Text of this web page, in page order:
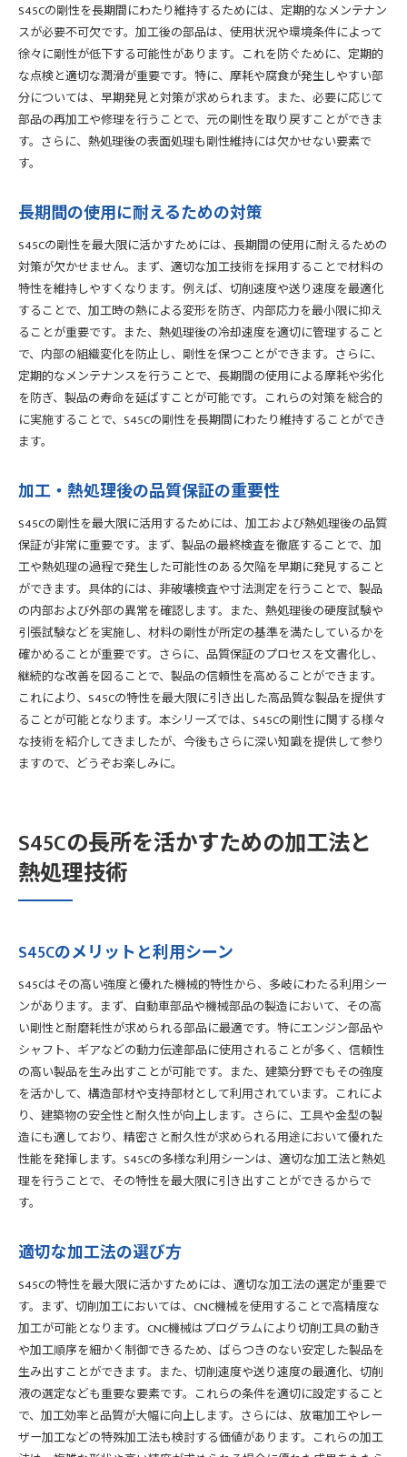
S45Cの剛性を長期間にわたり維持するためには、定期的なメンテナン
スが必要不可欠です。加工後の部品は、使用状況や環境条件によって
徐々に剛性が低下する可能性があります。これを防ぐために、定期的
な点検と適切な潤滑が重要です。特に、摩耗や腐食が発生しやすい部
分については、早期発見と対策が求められます。また、必要に応じて
部品の再加工や修理を行うことで、元の剛性を取り戻すことができま
す。さらに、熱処理後の表面処理も剛性維持には欠かせない要素で
す。
長期間の使用に耐えるための対策
S45Cの剛性を最大限に活かすためには、長期間の使用に耐えるための
対策が欠かせません。まず、適切な加工技術を採用することで材料の
特性を維持しやすくなります。例えば、切削速度や送り速度を最適化
することで、加工時の熱による変形を防ぎ、内部応力を最小限に抑え
ることが重要です。また、熱処理後の冷却速度を適切に管理すること
で、内部の組織変化を防止し、剛性を保つことができます。さらに、
定期的なメンテナンスを行うことで、長期間の使用による摩耗や劣化
を防ぎ、製品の寿命を延ばすことが可能です。これらの対策を総合的
に実施することで、S45Cの剛性を長期間にわたり維持することができ
ます。
加工・熱処理後の品質保証の重要性
S45Cの剛性を最大限に活用するためには、加工および熱処理後の品質
保証が非常に重要です。まず、製品の最終検査を徹底することで、加
工や熱処理の過程で発生した可能性のある欠陥を早期に発見すること
ができます。具体的には、非破壊検査や寸法測定を行うことで、製品
の内部および外部の異常を確認します。また、熱処理後の硬度試験や
引張試験などを実施し、材料の剛性が所定の基準を満たしているかを
確かめることが重要です。さらに、品質保証のプロセスを文書化し、
継続的な改善を図ることで、製品の信頼性を高めることができます。
これにより、S45Cの特性を最大限に引き出した高品質な製品を提供す
ることが可能となります。本シリーズでは、S45Cの剛性に関する様々
な技術を紹介してきましたが、今後もさらに深い知識を提供して参り
ますので、どうぞお楽しみに。
S45Cの長所を活かすための加工法と
熱処理技術
S45Cのメリットと利用シーン
S45Cはその高い強度と優れた機械的特性から、多岐にわたる利用シー
ンがあります。まず、自動車部品や機械部品の製造において、その高
い剛性と耐磨耗性が求められる部品に最適です。特にエンジン部品や
シャフト、ギアなどの動力伝達部品に使用されることが多く、信頼性
の高い製品を生み出すことが可能です。また、建築分野でもその強度
を活かして、構造部材や支持部材として利用されています。これによ
り、建築物の安全性と耐久性が向上します。さらに、工具や金型の製
造にも適しており、精密さと耐久性が求められる用途において優れた
性能を発揮します。S45Cの多様な利用シーンは、適切な加工法と熱処
理を行うことで、その特性を最大限に引き出すことができるからで
す。
適切な加工法の選び方
S45Cの特性を最大限に活かすためには、適切な加工法の選定が重要で
す。まず、切削加工においては、CNC機械を使用することで高精度な
加工が可能となります。CNC機械はプログラムにより切削工具の動き
や加工順序を細かく制御できるため、ばらつきのない安定した製品を
生み出すことができます。また、切削速度や送り速度の最適化、切削
液の選定なども重要な要素です。これらの条件を適切に設定すること
で、加工効率と品質が大幅に向上します。さらには、放電加工やレー
ザー加工などの特殊加工法も検討する価値があります。これらの加工